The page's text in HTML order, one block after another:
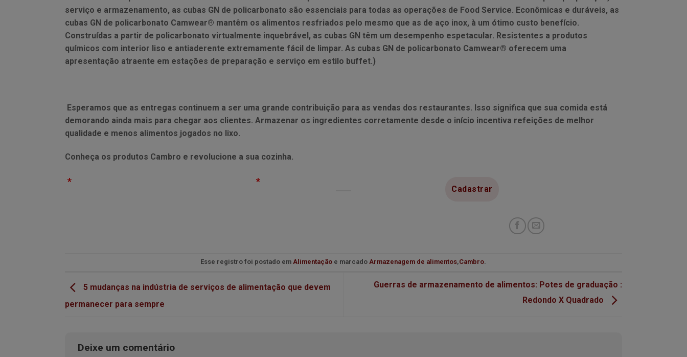
serviço e armazenamento, as cubas GN de policarbonato são essenciais para todas as operações de Food Service. Econômicas e duráveis, as
cubas GN de policarbonato Camwear® mantêm os alimentos resfriados pelo mesmo que as de aço inox, à um ótimo custo benefício.
Construídas a partir de policarbonato virtualmente inquebrável, as cubas GN têm um desempenho espetacular. Resistentes a produtos
químicos com interior liso e antiaderente extremamente fácil de limpar. As cubas GN de policarbonato Camwear® oferecem uma
apresentação atraente em estações de preparação e serviço em estilo buffet.)
Esperamos que as entregas continuem a ser uma grande contribuição para as vendas dos restaurantes. Isso significa que sua comida está
demorando ainda mais para chegar aos clientes. Armazenar os ingredientes corretamente desde o início incentiva refeições de melhor
qualidade e menos alimentos jogados no lixo.
Conheça os produtos Cambro e revolucione a sua cozinha.
* *
Esse registro foi postado emAlimentação e marcadoArmazenagem de alimentos,Cambro.
5 mudanças na indústria de serviços de alimentação que devem
permanecer para sempre
Guerras de armazenamento de alimentos: Potes de graduação :
Redondo X Quadrado
Deixe um comentário